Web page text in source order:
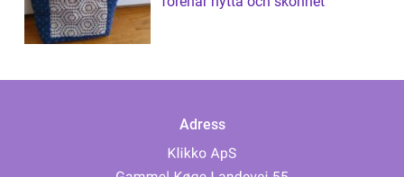
Adress